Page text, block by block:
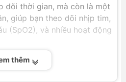
dõi thời gian, mà còn là một
giúp bạn theo dõi nhịp tim,
(SpO2), và nhiều hoạt động
hồ thông minh
thêm